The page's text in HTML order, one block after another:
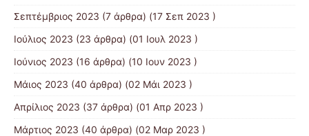
Σεπτέμβριος 2023 (7 άρθρα) (17 Σεπ 2023 )
Ιούλιος 2023 (23 άρθρα) (01 Ιουλ 2023 )
Ιούνιος 2023 (16 άρθρα) (10 Ιουν 2023 )
Μάιος 2023 (40 άρθρα) (02 Μάι 2023 )
Απρίλιος 2023 (37 άρθρα) (01 Απρ 2023 )
Μάρτιος 2023 (40 άρθρα) (02 Μαρ 2023 )